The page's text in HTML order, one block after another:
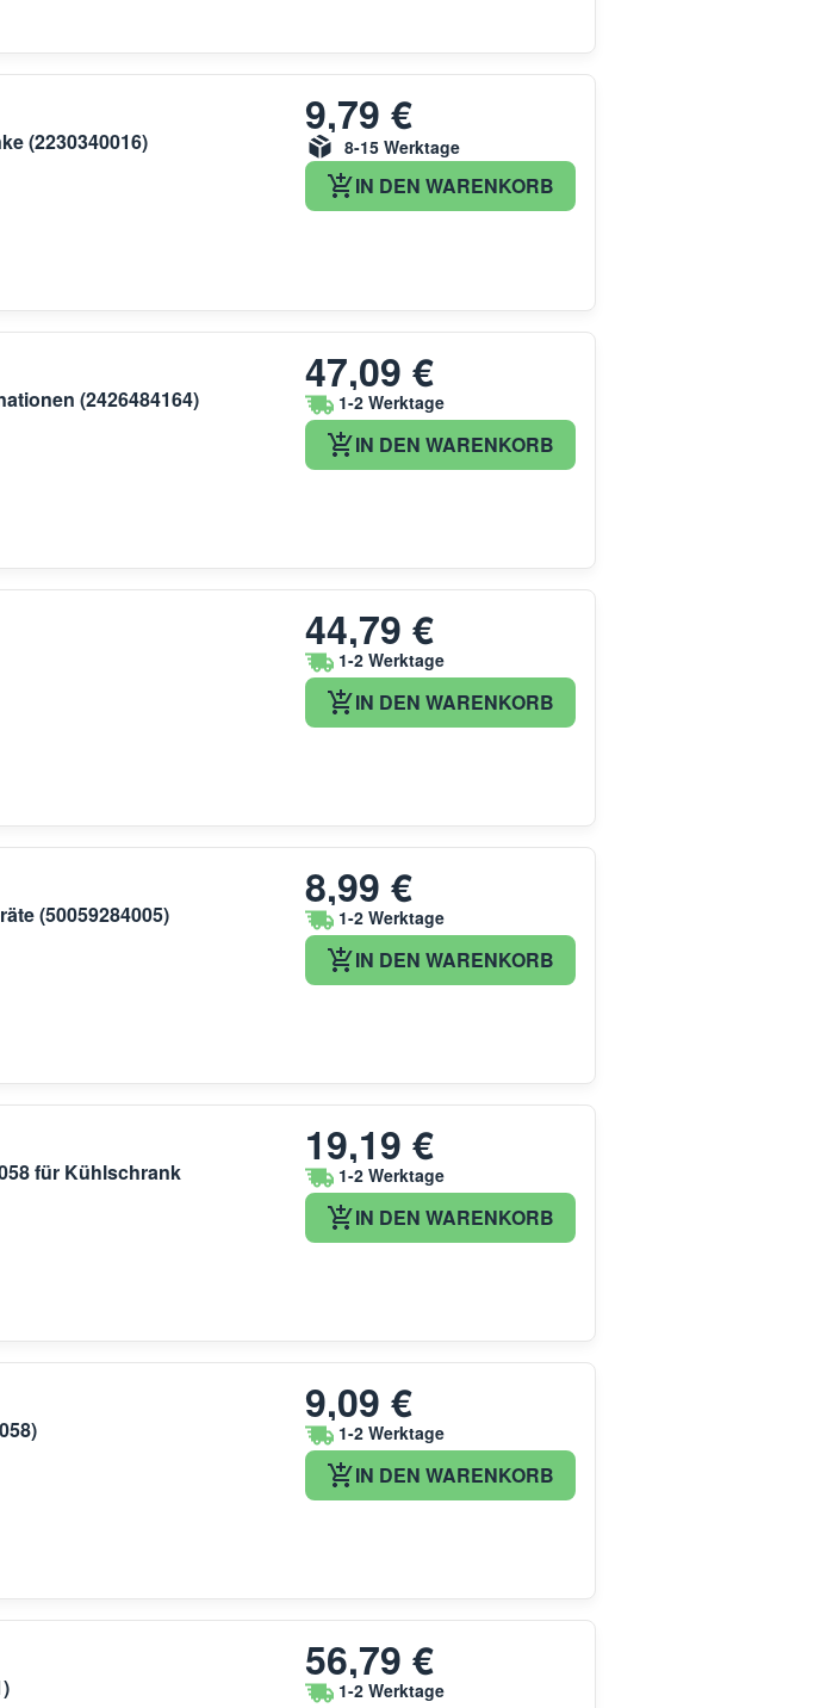
(2230340016)
9,79 €
8-15 Werktage
IN DEN WARENKORB
(2426484164)
47,09 €
1-2 Werktage
IN DEN WARENKORB
44,79 €
1-2 Werktage
IN DEN WARENKORB
(50059284005)
8,99 €
1-2 Werktage
IN DEN WARENKORB
für Kühlschrank
19,19 €
1-2 Werktage
IN DEN WARENKORB
9,09 €
1-2 Werktage
IN DEN WARENKORB
56,79 €
1-2 Werktage